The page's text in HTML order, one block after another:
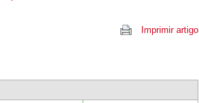
Imprimir artigo